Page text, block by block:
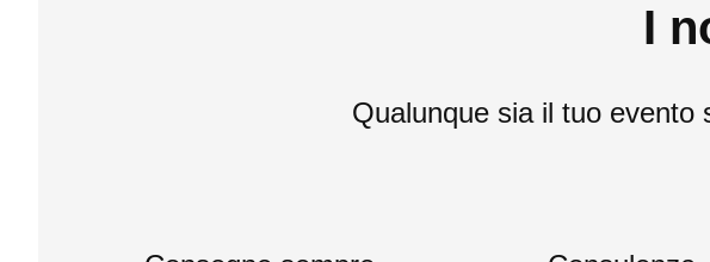
I
Qualunque sia il tuo evento